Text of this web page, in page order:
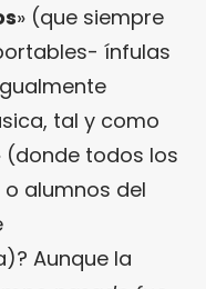
» (que siempre
ínfulas
tal y como
(donde todos los
alumnos del
Aunque la